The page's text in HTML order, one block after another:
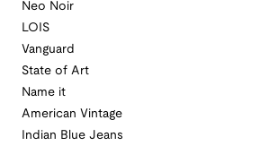
Neo Noir
LOIS
Vanguard
State of Art
Name it
American Vintage
Indian Blue Jeans